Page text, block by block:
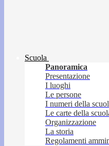
Scuola
Panoramica
Presentazione
I luoghi
Le persone
I numeri della
Le carte della
Organizzazione
La storia
Regolamenti